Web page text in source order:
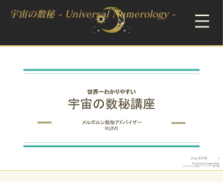
宇宙の数秘 - Universal Numerology -